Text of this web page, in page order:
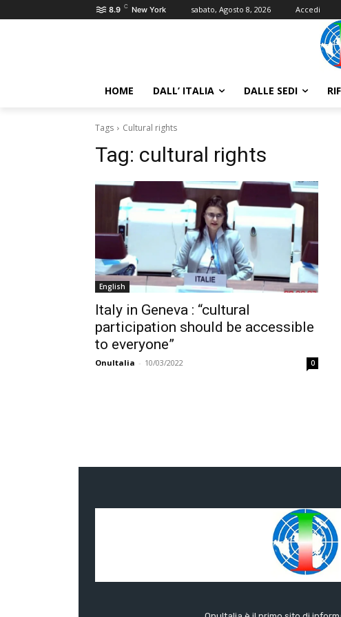
8.9 C New York sabato, Agosto 8, 2026 Accedi
HOME DALL’ ITALIA DALLE SEDI
Tags Cultural rights
Tag: cultural rights
English
Italy in Geneva : “cultural
participation should be accessible
to everyone”
OnuItalia - 10/03/2022 0